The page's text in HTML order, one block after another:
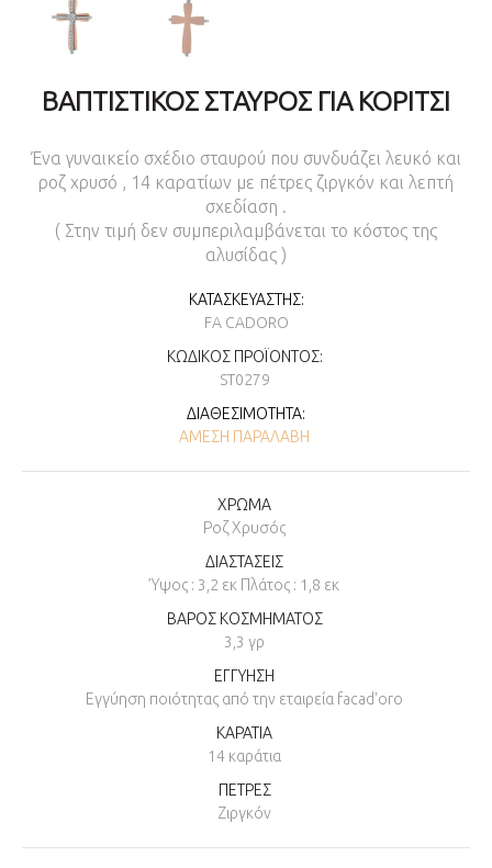
ΒΑΠΤΙΣΤΙΚΌΣ ΣΤΑΥΡΌΣ ΓΙΑ ΚΟΡΊΤΣΙ
Ένα γυναικείο σχέδιο σταυρού που συνδυάζει λευκό και
ροζ χρυσό , 14 καρατίων με πέτρες ζιργκόν και λεπτή
σχεδίαση .
( Στην τιμή δεν συμπεριλαμβάνεται το κόστος της
αλυσίδας )
ΚΑΤΑΣΚΕΥΑΣΤΉΣ:
FA CADORO
ΚΩΔΙΚΌΣ ΠΡΟΪΌΝΤΟΣ:
ST0279
ΔΙΑΘΕΣΙΜΌΤΗΤΑ:
ΆΜΕΣΗ ΠΑΡΑΛΑΒΉ
ΧΡΩΜΑ
Ροζ Χρυσός
ΔΙΑΣΤΑΣΕΙΣ
Ύψος : 3,2 εκ Πλάτος : 1,8 εκ
ΒΑΡΟΣ ΚΟΣΜΗΜΑΤΟΣ
3,3 γρ
ΕΓΓΥΗΣΗ
Εγγύηση ποιότητας από την εταιρεία facad'oro
ΚΑΡΑΤΙΑ
14 καράτια
ΠΕΤΡΕΣ
Ζιργκόν